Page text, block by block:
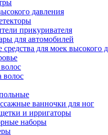
давления
прикуривателя
для автомобилей
для моек высокого
волос
ванночки для ног
и ирригаторы
наборы